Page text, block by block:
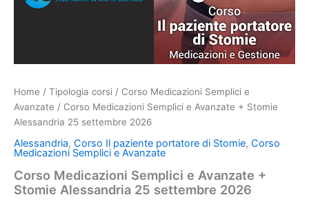
Home / Tipologia corsi / Corso Medicazioni Semplici e
Avanzate / Corso Medicazioni Semplici e Avanzate + Stomie
Alessandria 25 settembre 2026
Alessandria, Corso Il paziente portatore di Stomie, Corso
Medicazioni Semplici e Avanzate
Corso Medicazioni Semplici e Avanzate +
Stomie Alessandria 25 settembre 2026